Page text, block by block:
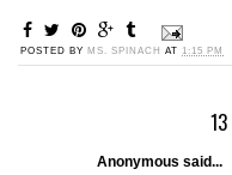
POSTED BY MS. SPINACH AT 1:15 PM
Anonymous said...